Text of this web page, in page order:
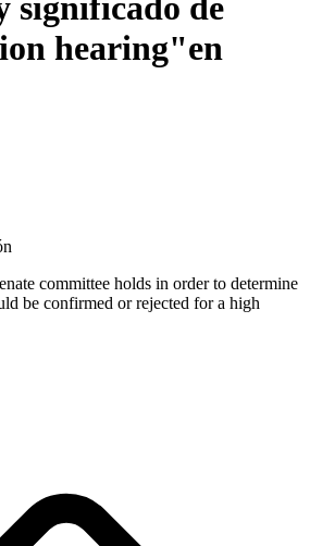
hearing"en
committee holds in order to determine
be confirmed or rejected for a high